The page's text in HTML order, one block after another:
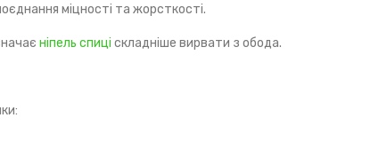
міцності та жорсткості.
ніпель спиці складніше вирвати з обода.